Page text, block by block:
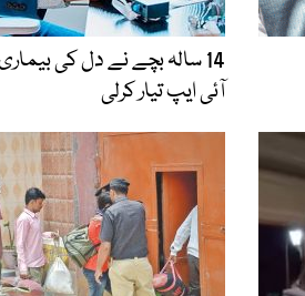
14 سالہ بچے نے دل کی
آئی ایپ تیار کرلی